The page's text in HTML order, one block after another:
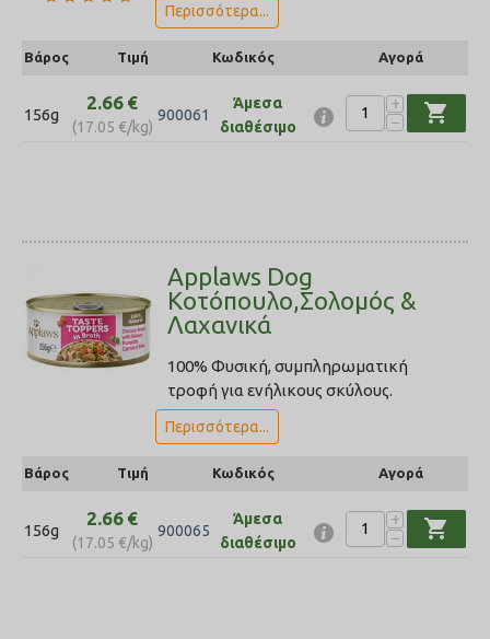
Περισσότερα...
Βάρος Τιμή Κωδικός Αγορά
156g
2.66 €
(17.05 €/kg)
900061
Άμεσα
διαθέσιμο
+
−
shopping_cart
Applaws Dog
Κοτόπουλο,Σολομός &
Λαχανικά
100% Φυσική, συμπληρωματική
τροφή για ενήλικους σκύλους.
Περισσότερα...
Βάρος Τιμή Κωδικός Αγορά
156g
2.66 €
(17.05 €/kg)
900065
Άμεσα
διαθέσιμο
+
−
shopping_cart